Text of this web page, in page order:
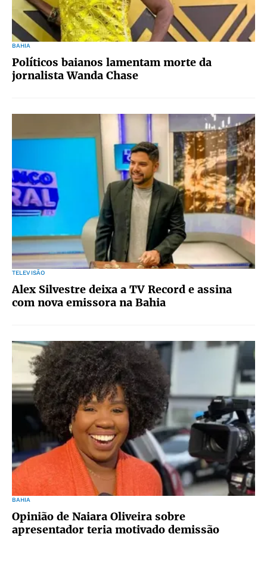
BAHIA
Políticos baianos lamentam morte da
jornalista Wanda Chase
TELEVISÃO
Alex Silvestre deixa a TV Record e assina
com nova emissora na Bahia
BAHIA
Opinião de Naiara Oliveira sobre
apresentador teria motivado demissão